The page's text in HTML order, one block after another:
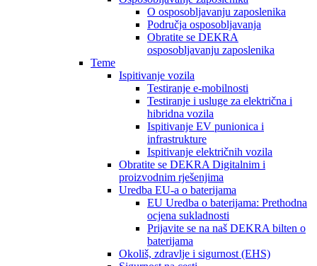
O osposobljavanju zaposlenika
Područja osposobljavanja
Obratite se DEKRA
osposobljavanju zaposlenika
Teme
Ispitivanje vozila
Testiranje e-mobilnosti
Testiranje i usluge za električna i
hibridna vozila
Ispitivanje EV punionica i
infrastrukture
Ispitivanje električnih vozila
Obratite se DEKRA Digitalnim i
proizvodnim rješenjima
Uredba EU-a o baterijama
EU Uredba o baterijama: Prethodna
ocjena sukladnosti
Prijavite se na naš DEKRA bilten o
baterijama
Okoliš, zdravlje i sigurnost (EHS)